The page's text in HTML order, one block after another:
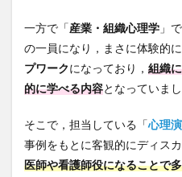
一方で「産業・組織心理学 」
の一員になり，まさに体験的に
プワークになっており， 組織
的に学べる内容となっていまし
そこで，担当している「心理
事例をもとに客観的にディス
医師や看護師役になることで